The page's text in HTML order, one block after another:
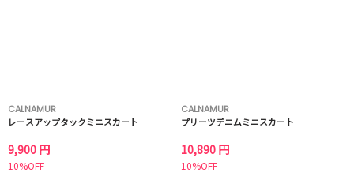
CALNAMUR
レースアップタックミニスカート
9,900 円
10%OFF
CALNAMUR
プリーツデニムミニスカート
10,890 円
10%OFF